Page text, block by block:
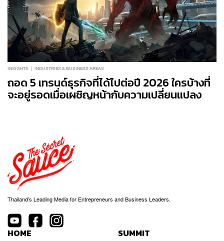
INSIGHTS INDUSTRIES & BUSINESS AREAS
ถอด 5 เทรนด์ธุรกิจที่ได้ไปต่อปี 2026 ใครบ้างที่
จะอยู่รอดเมื่อเผชิญหน้ากับความเปลี่ยนแปลง
Thailand’s Leading Media for Entrepreneurs and Business Leaders.
HOME
SUMMIT